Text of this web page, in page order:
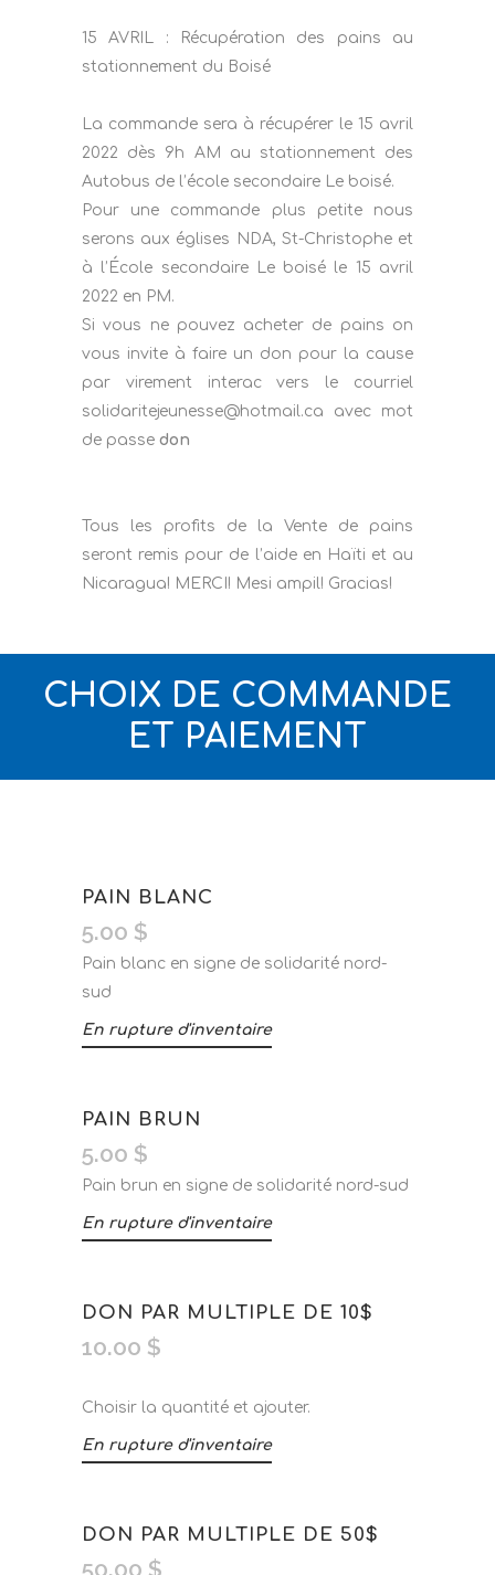
15 AVRIL : Récupération des pains au
stationnement du Boisé
La commande sera à récupérer le 15 avril
2022 dès 9h AM au stationnement des
Autobus de l’école secondaire Le boisé.
Pour une commande plus petite nous
serons aux églises NDA, St-Christophe et
à l’École secondaire Le boisé le 15 avril
2022 en PM.
Si vous ne pouvez acheter de pains on
vous invite à faire un don pour la cause
par virement interac vers le courriel
solidaritejeunesse@hotmail.ca avec mot
de passe don
Tous les profits de la Vente de pains
seront remis pour de l’aide en Haïti et au
Nicaragua! MERCI! Mesi ampil! Gracias!
CHOIX DE COMMANDE
ET PAIEMENT
PAIN BLANC
5.00 $
Pain blanc en signe de solidarité nord-
sud
En rupture d'inventaire
PAIN BRUN
5.00 $
Pain brun en signe de solidarité nord-sud
En rupture d'inventaire
DON PAR MULTIPLE DE 10$
10.00 $
Choisir la quantité et ajouter.
En rupture d'inventaire
DON PAR MULTIPLE DE 50$
50.00 $